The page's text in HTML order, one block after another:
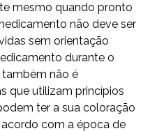
mesmo quando pronto
não deve ser
sem orientação
durante o
não é
que utilizam princípios
ter a sua coloração
com a época de